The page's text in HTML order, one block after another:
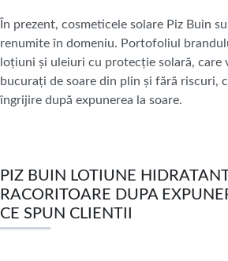
În prezent, cosmeticele solare Piz Buin
renumite în domeniu. Portofoliul
loțiuni și uleiuri cu protecție solară, care
bucurați de soare din plin și fără riscuri,
îngrijire după expunerea la soare.
PIZ BUIN LOTIUNE
RACORITOARE DUPA
CE SPUN CLIENTII